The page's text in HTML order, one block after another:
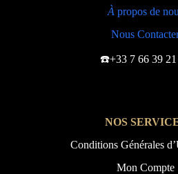
À propos de
Nous
☎️+33 7 66 39 21
NOS
Conditions Générales
Mon Compte